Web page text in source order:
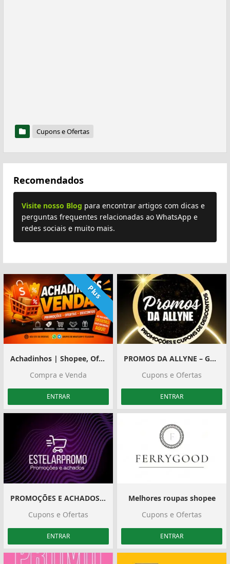
Cupons e Ofertas
Recomendados
Visite nosso Blog para encontrar artigos com dicas e
perguntas frequentes relacionadas ao WhatsApp e
redes sociais e muito mais.
Plus
Achadinhos | Shopee, Ofertas e Divulgação
Compra e Venda
ENTRAR
PROMOS DA ALLYNE – GRUPO 3
Cupons e Ofertas
ENTRAR
PROMOÇÕES E ACHADOS — ESTELARPROMO
Cupons e Ofertas
ENTRAR
Melhores roupas shopee
Cupons e Ofertas
ENTRAR